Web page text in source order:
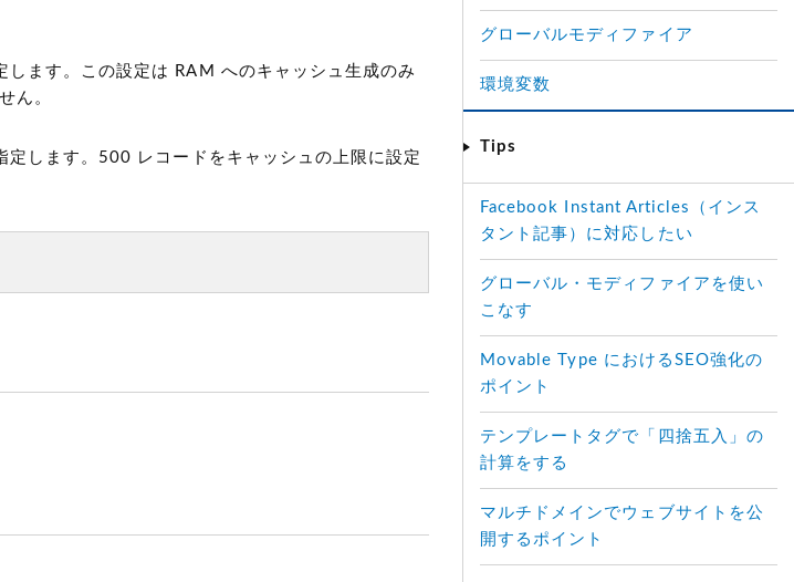
ます。この設定は RAM へのキャッシュ生成のみ
ん。
定します。500 レコードをキャッシュの上限に設定
グローバルモディファイア
環境変数
Tips
Facebook Instant Articles（インス
タント記事）に対応したい
グローバル・モディファイアを使い
こなす
Movable Type におけるSEO強化の
ポイント
テンプレートタグで「四捨五入」の
計算をする
マルチドメインでウェブサイトを公
開するポイント